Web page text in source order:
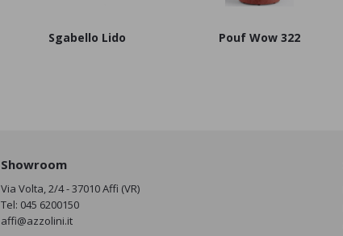
Sgabello Lido Pouf Wow 322
Showroom
Via Volta, 2/4 - 37010 Affi (VR)
Tel: 045 6200150
affi@azzolini.it